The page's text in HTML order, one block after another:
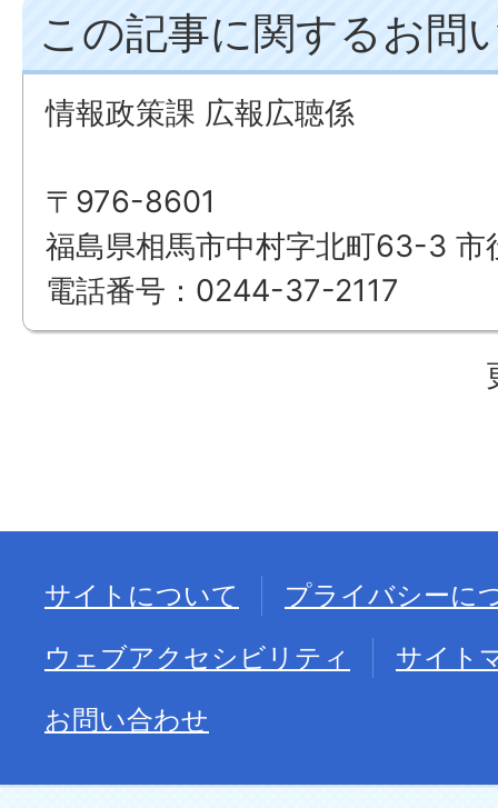
この記事に関するお問
情報政策課 広報広聴係
〒976-8601
福島県相馬市中村字北町63-3 市
電話番号：0244-37-2117
サイトについて
プライバシーに
ウェブアクセシビリティ
サイト
お問い合わせ